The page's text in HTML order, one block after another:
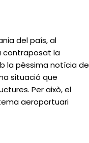
del país, al
contraposat la
la pèssima notícia de
situació que
Per això, el
aeroportuari